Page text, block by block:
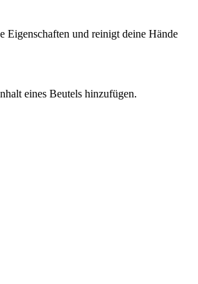
Eigenschaften und reinigt deine Hände
eines Beutels hinzufügen.